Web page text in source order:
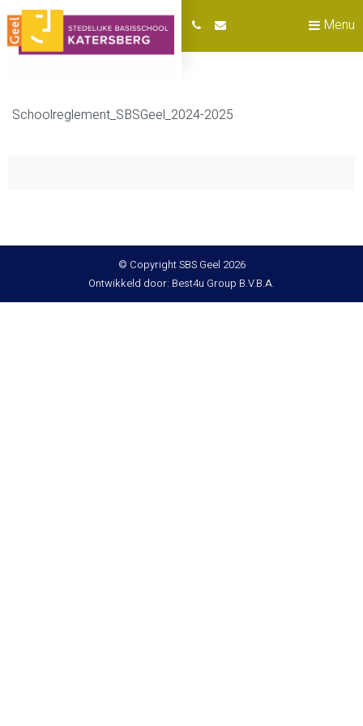
Menu
Schoolreglement_SBSGeel_2024-2025
© Copyright SBS Geel 2026
Ontwikkeld door: Best4u Group B.V.B.A.